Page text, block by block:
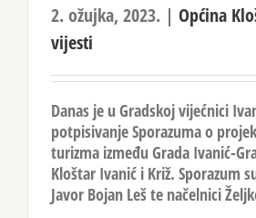
2. ožujka, 2023. | Općina
vijesti
Danas je u Gradskoj vijećnici
potpisivanje Sporazuma o
turizma između Grada Ivanić-
Kloštar Ivanić i Križ. Sporazum
Javor Bojan Leš te načelnici